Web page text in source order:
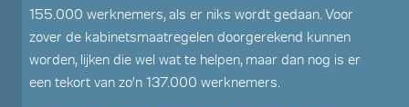
155.000 werknemers, als er niks wordt gedaan. Voor
zover de kabinetsmaatregelen doorgerekend kunnen
worden, lijken die wel wat te helpen, maar dan nog is er
een tekort van zo’n 137.000 werknemers.